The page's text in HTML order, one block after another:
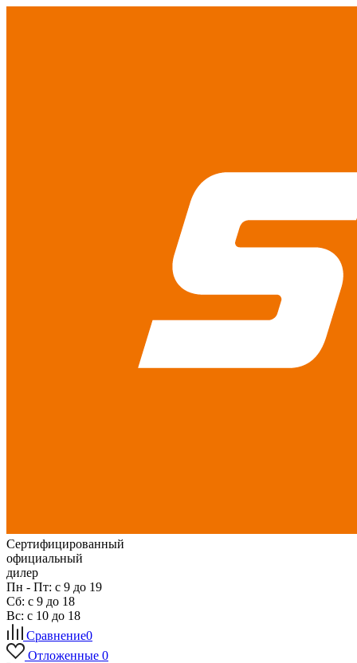
Сертифицированный
официальный
дилер
Пн - Пт: с 9 до 19
Сб: с 9 до 18
Вс: с 10 до 18
Сравнение0
Отложенные 0